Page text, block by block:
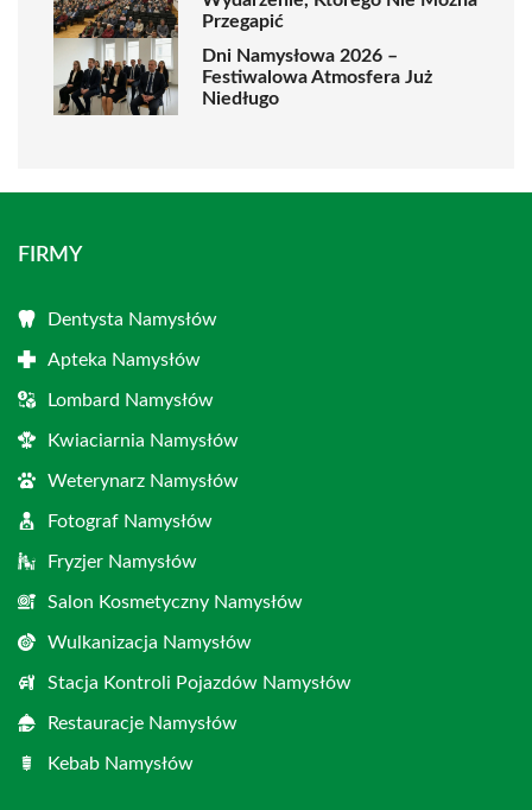
Przegapić
Dni Namysłowa 2026 –
Festiwalowa Atmosfera Już
Niedługo
FIRMY
Dentysta Namysłów
Apteka Namysłów
Lombard Namysłów
Kwiaciarnia Namysłów
Weterynarz Namysłów
Fotograf Namysłów
Fryzjer Namysłów
Salon Kosmetyczny Namysłów
Wulkanizacja Namysłów
Stacja Kontroli Pojazdów Namysłów
Restauracje Namysłów
Kebab Namysłów